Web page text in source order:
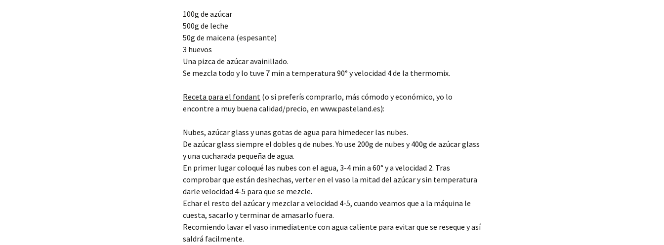
100g de azúcar
500g de leche
50g de maicena (espesante)
3 huevos
Una pizca de azúcar avainillado.
Se mezcla todo y lo tuve 7 min a temperatura 90° y velocidad 4 de la thermomix.
Receta para el fondant (o si preferís comprarlo, más cómodo y económico, yo lo
encontre a muy buena calidad/precio, en www.pasteland.es):
Nubes, azúcar glass y unas gotas de agua para himedecer las nubes.
De azúcar glass siempre el dobles q de nubes. Yo use 200g de nubes y 400g de azúcar glass
y una cucharada pequeña de agua.
En primer lugar coloqué las nubes con el agua, 3-4 min a 60° y a velocidad 2. Tras
comprobar que están deshechas, verter en el vaso la mitad del azúcar y sin temperatura
darle velocidad 4-5 para que se mezcle.
Echar el resto del azúcar y mezclar a velocidad 4-5, cuando veamos que a la máquina le
cuesta, sacarlo y terminar de amasarlo fuera.
Recomiendo lavar el vaso inmediatente con agua caliente para evitar que se reseque y así
saldrá facilmente.